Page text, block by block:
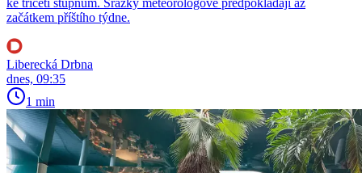
začátkem příštího týdne.
Liberecká Drbna
dnes, 09:35
1 min